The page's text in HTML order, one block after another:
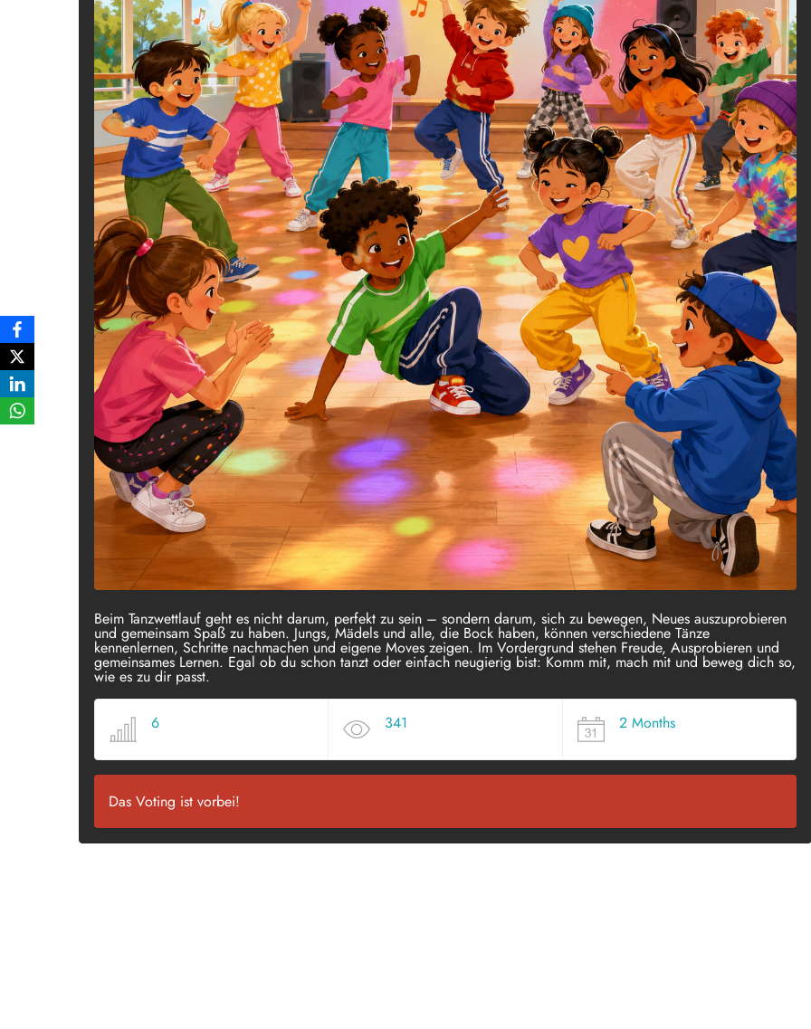
Beim Tanzwettlauf geht es nicht darum, perfekt zu sein – sondern darum, sich zu bewegen, Neues auszuprobieren
und gemeinsam Spaß zu haben. Jungs, Mädels und alle, die Bock haben, können verschiedene Tänze
kennenlernen, Schritte nachmachen und eigene Moves zeigen. Im Vordergrund stehen Freude, Ausprobieren und
gemeinsames Lernen. Egal ob du schon tanzt oder einfach neugierig bist: Komm mit, mach mit und beweg dich so,
wie es zu dir passt.
6 341 2 Months
Das Voting ist vorbei!